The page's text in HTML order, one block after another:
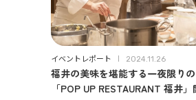
イベントレポート 2024.11.26
福井の美味を堪能する一夜限り
「POP UP RESTAURANT 福井